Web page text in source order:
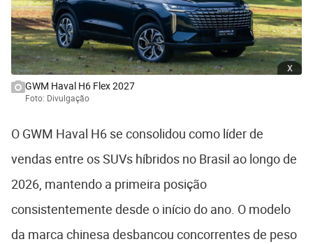
x
GWM Haval H6 Flex 2027
Foto: Divulgação
O GWM Haval H6 se consolidou como líder de
vendas entre os SUVs híbridos no Brasil ao longo de
2026, mantendo a primeira posição
consistentemente desde o início do ano. O modelo
da marca chinesa desbancou concorrentes de peso